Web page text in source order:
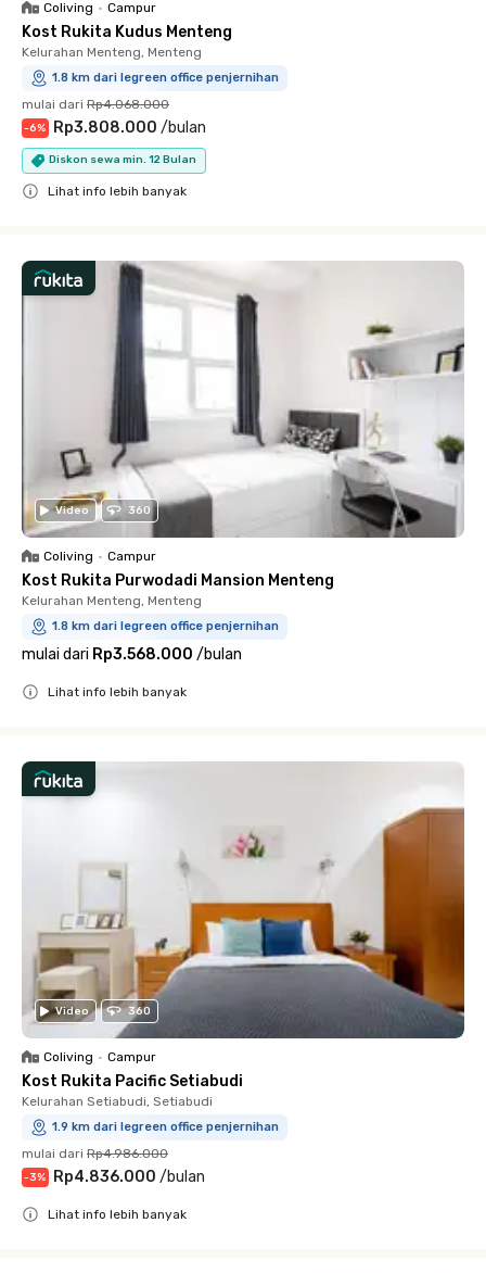
Coliving • Campur
Kost Rukita Kudus Menteng
Kelurahan Menteng, Menteng
1.8 km dari legreen office penjernihan
mulai dari Rp4.068.000
-6% Rp3.808.000 /bulan
Diskon sewa min. 12 Bulan
Lihat info lebih banyak
Video 360
Coliving • Campur
Kost Rukita Purwodadi Mansion Menteng
Kelurahan Menteng, Menteng
1.8 km dari legreen office penjernihan
mulai dari Rp3.568.000 /bulan
Lihat info lebih banyak
Video 360
Coliving • Campur
Kost Rukita Pacific Setiabudi
Kelurahan Setiabudi, Setiabudi
1.9 km dari legreen office penjernihan
mulai dari Rp4.986.000
-3% Rp4.836.000 /bulan
Lihat info lebih banyak